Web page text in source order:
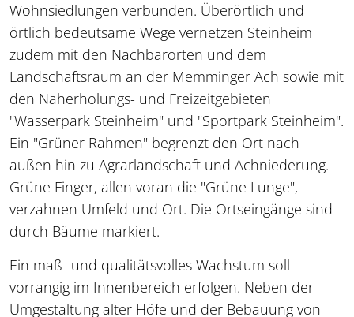
Wohnsiedlungen verbunden. Überörtlich und
örtlich bedeutsame Wege vernetzen Steinheim
zudem mit den Nachbarorten und dem
Landschaftsraum an der Memminger Ach sowie mit
den Naherholungs- und Freizeitgebieten
"Wasserpark Steinheim" und "Sportpark Steinheim".
Ein "Grüner Rahmen" begrenzt den Ort nach
außen hin zu Agrarlandschaft und Achniederung.
Grüne Finger, allen voran die "Grüne Lunge",
verzahnen Umfeld und Ort. Die Ortseingänge sind
durch Bäume markiert.
Ein maß- und qualitätsvolles Wachstum soll
vorrangig im Innenbereich erfolgen. Neben der
Umgestaltung alter Höfe und der Bebauung von